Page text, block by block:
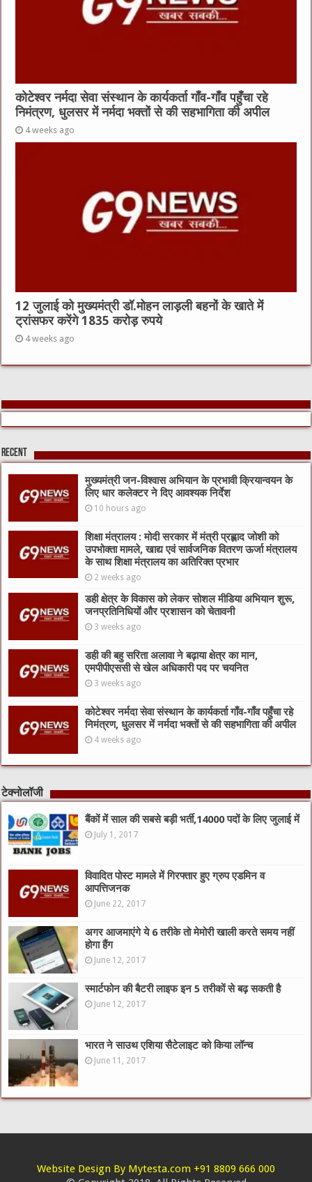
कोटेश्वर नर्मदा सेवा संस्थान के कार्यकर्ता गाँव-गाँव पहुँचा रहे
निमंत्रण, धुलसर में नर्मदा भक्तों से की सहभागिता की अपील
4 weeks ago
12 जुलाई को मुख्यमंत्री डॉ.मोहन लाड़ली बहनों के खाते में
ट्रांसफर करेंगे 1835 करोड़ रुपये
4 weeks ago
Recent
मुख्यमंत्री जन-विश्वास अभियान के प्रभावी क्रियान्वयन के
लिए धार कलेक्टर ने दिए आवश्यक निर्देश
10 hours ago
शिक्षा मंत्रालय : मोदी सरकार में मंत्री प्रह्लाद जोशी को
उपभोक्ता मामले, खाद्य एवं सार्वजनिक वितरण ऊर्जा मंत्रालय
के साथ शिक्षा मंत्रालय का अतिरिक्त प्रभार
2 weeks ago
डही क्षेत्र के विकास को लेकर सोशल मीडिया अभियान शुरू,
जनप्रतिनिधियों और प्रशासन को चेतावनी
3 weeks ago
डही की बहु सरिता अलावा ने बढ़ाया क्षेत्र का मान,
एमपीपीएससी से खेल अधिकारी पद पर चयनित
3 weeks ago
कोटेश्वर नर्मदा सेवा संस्थान के कार्यकर्ता गाँव-गाँव पहुँचा रहे
निमंत्रण, धुलसर में नर्मदा भक्तों से की सहभागिता की अपील
4 weeks ago
टेक्नोलॉजी
बैंकों में साल की सबसे बड़ी भर्ती,14000 पदों के लिए जुलाई में
July 1, 2017
विवादित पोस्ट मामले में गिरफ्तार हुए ग्रुप एडमिन व
आपत्तिजनक
June 22, 2017
अगर आजमाएंगे ये 6 तरीके तो मेमोरी खाली करते समय नहीं
होगा हैंग
June 12, 2017
स्मार्टफोन की बैटरी लाइफ इन 5 तरीकों से बढ़ सकती है
June 12, 2017
भारत ने साउथ एशिया सैटेलाइट को किया लॉन्च
June 11, 2017
Website Design By Mytesta.com +91 8809 666 000